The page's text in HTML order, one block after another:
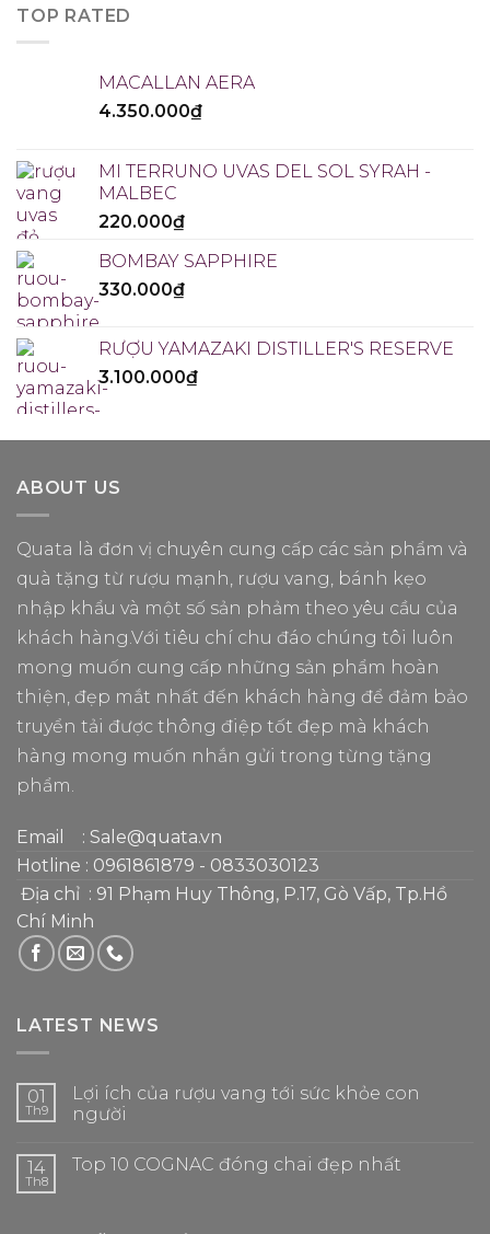
TOP RATED
MACALLAN AERA
4.350.000₫
MI TERRUNO UVAS DEL SOL SYRAH -
MALBEC
220.000₫
BOMBAY SAPPHIRE
330.000₫
RƯỢU YAMAZAKI DISTILLER'S RESERVE
3.100.000₫
ABOUT US
Quata là đơn vị chuyên cung cấp các sản phẩm và
quà tặng từ rượu mạnh, rượu vang, bánh kẹo
nhập khẩu và một số sản phảm theo yêu cầu của
khách hàng.Với tiêu chí chu đáo chúng tôi luôn
mong muốn cung cấp những sản phẩm hoàn
thiện, đẹp mắt nhất đến khách hàng để đảm bảo
truyển tải được thông điệp tốt đẹp mà khách
hàng mong muốn nhắn gửi trong từng tặng
phẩm.
Email : Sale@quata.vn
Hotline : 0961861879 - 0833030123
Địa chỉ : 91 Phạm Huy Thông, P.17, Gò Vấp, Tp.Hồ
Chí Minh
LATEST NEWS
01
Th9
Lợi ích của rượu vang tới sức khỏe con
người
14
Th8
Top 10 COGNAC đóng chai đẹp nhất